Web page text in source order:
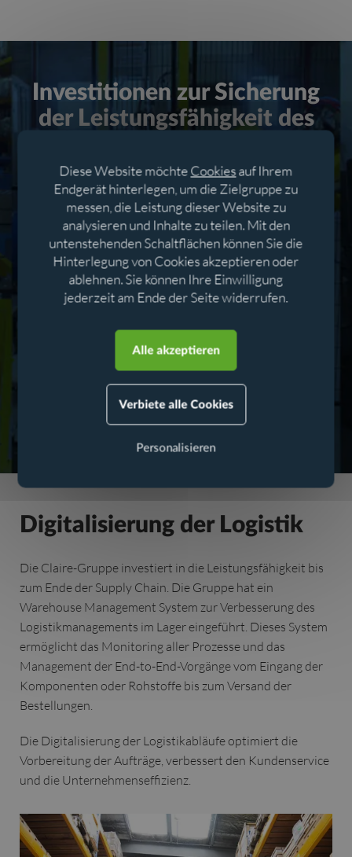
Investitionen zur Sicherung
der Leistungsfähigkeit des
Das Innovationskonzept der Claire-Gruppe steht
permanent im Fokus, sei es bei Entwicklung oder
Herstellung eines Produkts. Die Gruppe investiert
regelmäßig in ihr Industriewerkzeug, damit sie eine
zuverlässige und wirtschaftlich an die Nachfrage
angepasste Technik anbieten kann.
Digitalisierung der Logistik
Die Claire-Gruppe investiert in die Leistungsfähigkeit bis
zum Ende der Supply Chain. Die Gruppe hat ein
Warehouse Management System zur Verbesserung des
Logistikmanagements im Lager eingeführt. Dieses System
ermöglicht das Monitoring aller Prozesse und das
Management der End-to-End-Vorgänge vom Eingang der
Komponenten oder Rohstoffe bis zum Versand der
Bestellungen.
Die Digitalisierung der Logistikabläufe optimiert die
Vorbereitung der Aufträge, verbessert den Kundenservice
und die Unternehmenseffizienz.
Diese Website möchteCookiesauf Ihrem
Endgerät hinterlegen, um die Zielgruppe zu
messen, die Leistung dieser Website zu
analysieren und Inhalte zu teilen. Mit den
untenstehenden Schaltflächen können Sie die
Hinterlegung von Cookies akzeptieren oder
ablehnen. Sie können Ihre Einwilligung
jederzeit am Ende der Seite widerrufen.
Alle akzeptieren
Verbiete alle Cookies
Personalisieren